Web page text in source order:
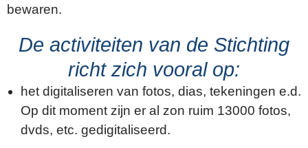
bewaren.
De activiteiten van de Stichting
richt zich vooral op:
het digitaliseren van fotos, dias, tekeningen e.d.
Op dit moment zijn er al zon ruim 13000 fotos,
dvds, etc. gedigitaliseerd.